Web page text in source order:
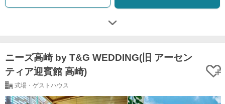
ニーズ高崎 by T&G WEDDING(旧 アーセン
ティア迎賓館 高崎)
式場・ゲストハウス